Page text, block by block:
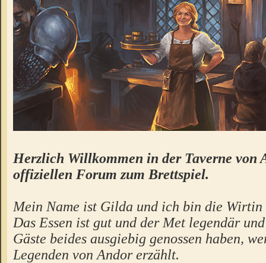
Herzlich Willkommen in der Taverne von
offiziellen Forum zum Brettspiel.
Mein Name ist Gilda und ich bin die Wirtin
Das Essen ist gut und der Met legendär
Gäste beides ausgiebig genossen haben,
Legenden von Andor erzählt.